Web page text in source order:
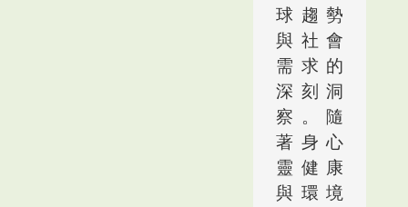
球趨勢
與社會
需求的
深刻洞
察。隨
著身心
靈健康
與環境